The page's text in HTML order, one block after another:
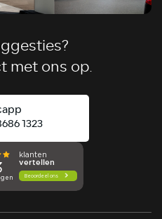
met ons op.
1323